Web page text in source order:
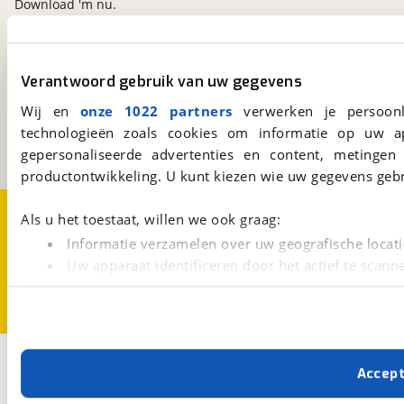
Verantwoord gebruik van uw gegevens
Wij en onze 1022 partners verwerken je
technologieën zoals cookies om informatie op
gepersonaliseerde advertenties en content,
productontwikkeling. U kunt kiezen wie uw gegevens
Als u het toestaat, willen we ook graag:
Informatie verzamelen over uw geografische
Uw apparaat identificeren door het actief te
Lees meer over hoe uw persoonlijke gegevens worden
Met cookies en vergelijkbare technieken zorgen we
cookies zorgen ervoor dat de website goed werkt.
verbeteren. We tonen je graag relevante advertenties
viaBOVAG.nl
3981 AJ
Bunnik
Een initiatief van
BOVAG
Download 'm nu.
CookievoorkeurenVacatures